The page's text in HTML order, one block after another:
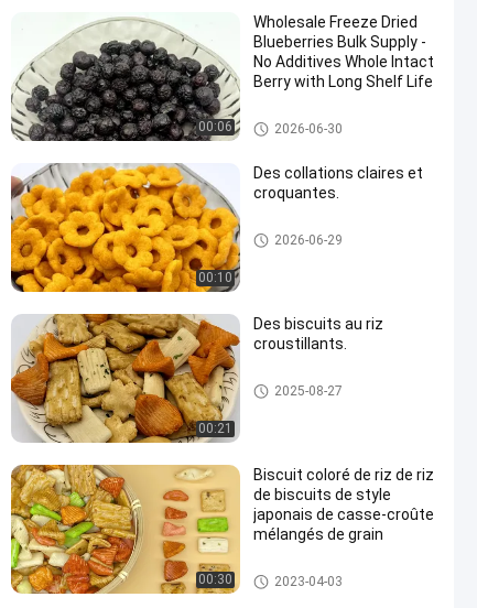
00:06
Wholesale Freeze Dried
Blueberries Bulk Supply -
No Additives Whole Intact
Berry with Long Shelf Life
Casse-croûte de biscuit de riz
2026-06-30
00:10
Des collations claires et
croquantes.
Casse-croûte de biscuit de riz
2026-06-29
00:21
Des biscuits au riz
croustillants.
Casse-croûte de biscuit de riz
2025-08-27
00:30
Biscuit coloré de riz de riz
de biscuits de style
japonais de casse-croûte
mélangés de grain
Casse-croûte de biscuit de riz
2023-04-03